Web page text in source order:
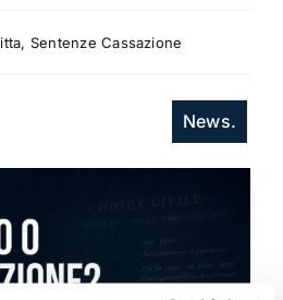
Sentenze Cassazione
News.